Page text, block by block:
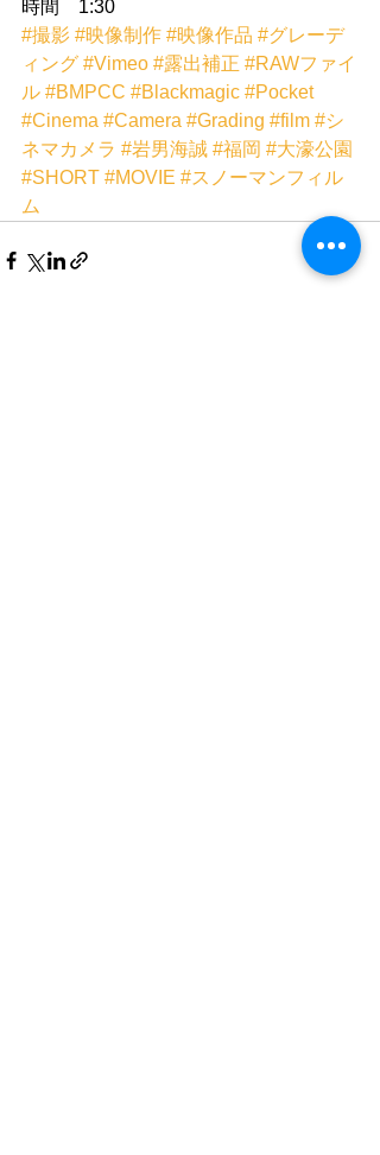
時間　1:30
#撮影 #映像制作 #映像作品 #グレーデ
ィング #Vimeo #露出補正 #RAWファイ
ル #BMPCC #Blackmagic #Pocket
#Cinema #Camera #Grading #film #シ
ネマカメラ #岩男海誠 #福岡 #大濠公園
#SHORT #MOVIE #スノーマンフィル
ム